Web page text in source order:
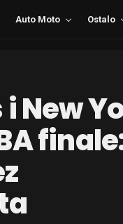
Auto Moto Ostalo
New